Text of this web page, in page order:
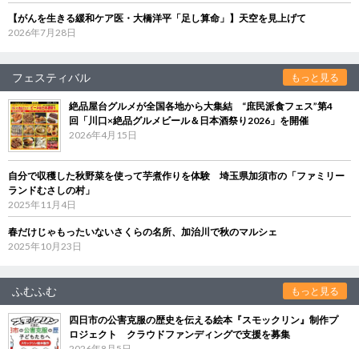
【がんを生きる緩和ケア医・大橋洋平「足し算命」】天空を見上げて
2026年7月28日
フェスティバル もっと見る
絶品屋台グルメが全国各地から大集結 “庶民派食フェス”第4
回「川口×絶品グルメビール＆日本酒祭り2026」を開催
2026年4月15日
自分で収穫した秋野菜を使って芋煮作りを体験 埼玉県加須市の「ファミリー
ランドむさしの村」
2025年11月4日
春だけじゃもったいないさくらの名所、加治川で秋のマルシェ
2025年10月23日
ふむふむ もっと見る
四日市の公害克服の歴史を伝える絵本『スモックリン』制作プ
ロジェクト クラウドファンディングで支援を募集